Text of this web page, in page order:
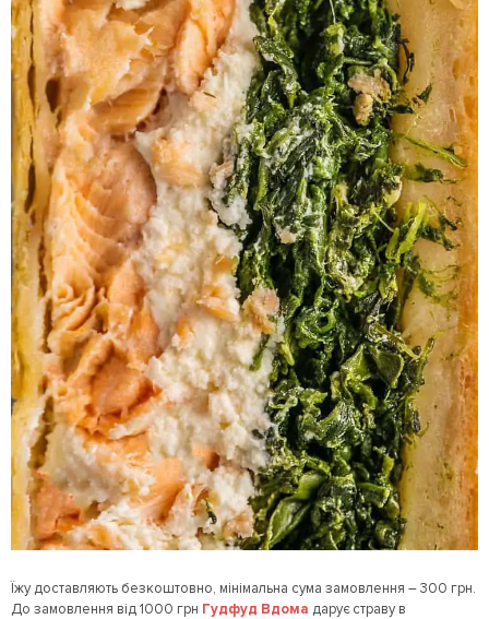
Їжу доставляють безкоштовно, мінімальна сума замовлення – 300 грн.
До замовлення від 1000 грн Гудфуд Вдома дарує страву в